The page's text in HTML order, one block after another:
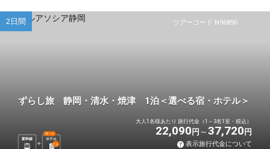
ツアーコード N96890
2日間
ずらし旅 静岡・清水・焼津 1泊＜選べる宿・ホテル＞
新幹線 ホテル
選べる
1 泊
大人1名様あたり 旅行代金（1～3名1室・税込）
22,090 円 37,720 円
表示旅行代金について